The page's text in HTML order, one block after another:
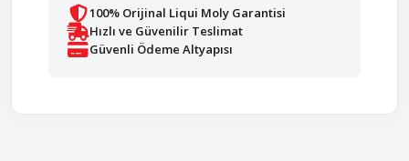
100% Orijinal Liqui Moly Garantisi
Hızlı ve Güvenilir Teslimat
Güvenli Ödeme Altyapısı